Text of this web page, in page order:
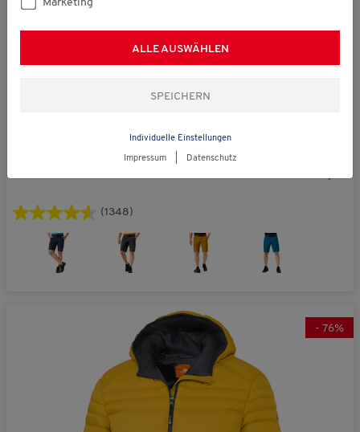
(1348)
- 76%
Marketing
ALLE AUSWÄHLEN
Individuelle Einstellungen
Impressum Datenschutz